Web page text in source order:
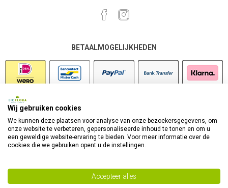
BETAALMOGELIJKHEDEN
Wij gebruiken cookies
We kunnen deze plaatsen voor analyse van onze bezoekersgegevens, om
onze website te verbeteren, gepersonaliseerde inhoud te tonen en om u
een geweldige website-ervaring te bieden. Voor meer informatie over de
cookies die we gebruiken opent u de instellingen.
Accepteer alles